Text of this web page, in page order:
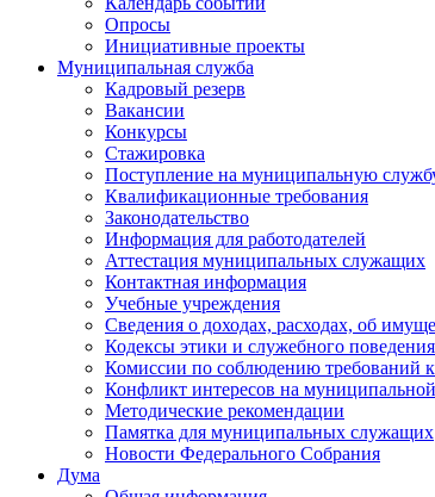
Опросы
Инициативные проекты
Муниципальная служба
Кадровый резерв
Вакансии
Конкурсы
Стажировка
Поступление на муниципальную
Квалификационные требования
Законодательство
Информация для работодателей
Аттестация муниципальных служащих
Контактная информация
Учебные учреждения
Сведения о доходах, расходах, об
Кодексы этики и служебного
Комиссии по соблюдению требований
Конфликт интересов на
Методические рекомендации
Памятка для муниципальных служащих
Новости Федерального Cобрания
Дума